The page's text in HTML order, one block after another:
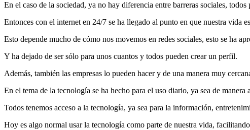
En el caso de la sociedad, ya no hay diferencia entre barreras sociales,
Entonces con el internet en 24/7 se ha llegado al punto en que nuestra vida
Esto depende mucho de cómo nos movemos en redes sociales, esto se ha
Y ha dejado de ser sólo para unos cuantos y todos pueden crear un perfil.
Además, también las empresas lo pueden hacer y de una manera muy
En el tema de la tecnología se ha hecho para el uso diario, ya sea de manera
Todos tenemos acceso a la tecnología, ya sea para la información,
Hoy es algo normal usar la tecnología como parte de nuestra vida,